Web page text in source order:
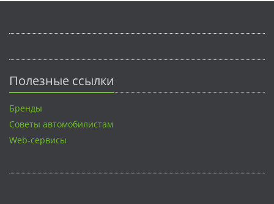
Полезные ссылки
Бренды
Советы автомобилистам
Web-сервисы